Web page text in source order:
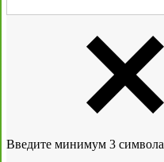
Введите минимум 3 символа